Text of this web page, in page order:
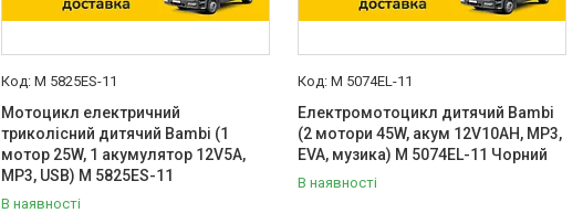
M 5825ES-11
Мотоцикл електричний
триколісний дитячий Bambi (1
мотор 25W, 1 акумулятор 12V5A,
MP3, USB) M 5825ES-11
В наявності
M 5074EL-11
Електромотоцикл дитячий Bambi
(2 мотори 45W, акум 12V10AH, MP3,
EVA, музика) M 5074EL-11 Чорний
В наявності